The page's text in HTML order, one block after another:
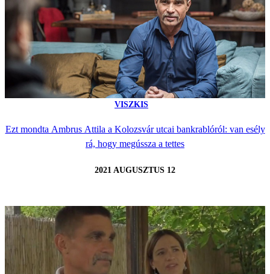
VISZKIS
Ezt mondta Ambrus Attila a Kolozsvár utcai bankrablóról: van esély
rá, hogy megússza a tettes
2021 AUGUSZTUS 12